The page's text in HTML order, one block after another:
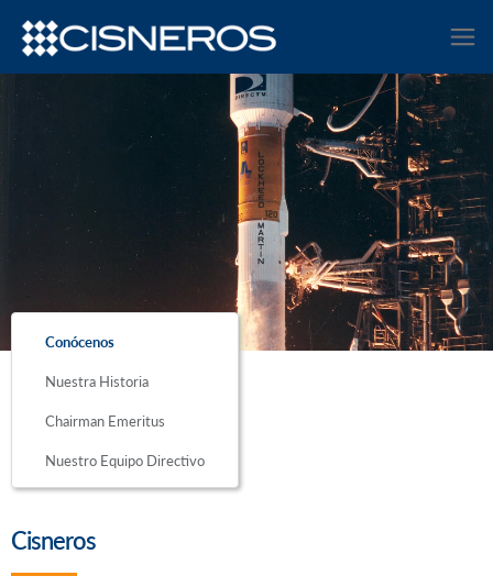
Conócenos
Nuestra Historia
Chairman Emeritus
Nuestro Equipo Directivo
Cisneros